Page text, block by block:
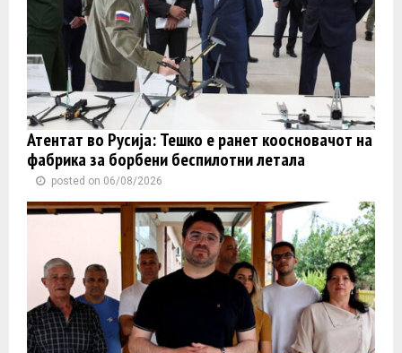
Атентат во Русија: Тешко е ранет коосновачот на
фабрика за борбени беспилотни летала
posted on 06/08/2026